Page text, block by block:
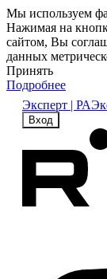
Мы используем
Нажимая на
сайтом, Вы
данных
Принять
Подробнее
Эксперт | РА
Вход